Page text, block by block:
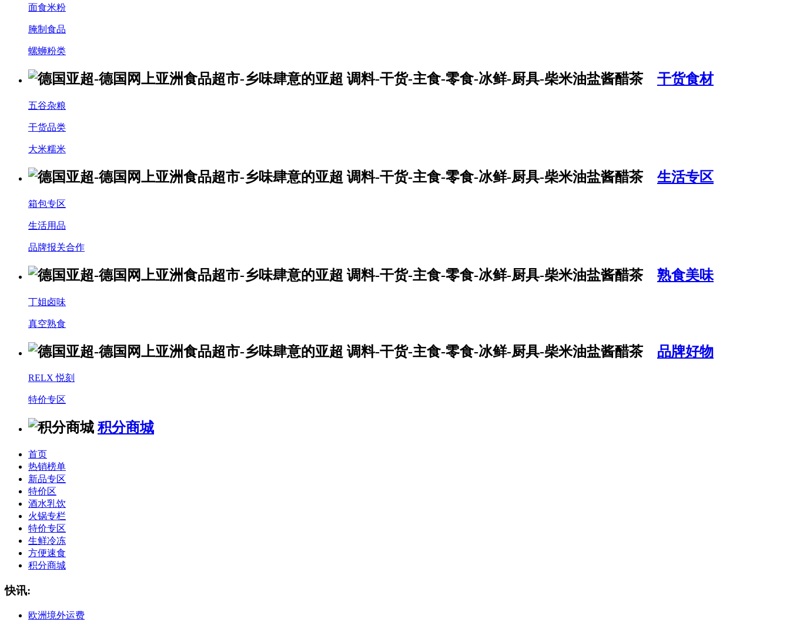
面食米粉
腌制食品
螺蛳粉类
干货食材
五谷杂粮
干货品类
大米糯米
生活专区
箱包专区
生活用品
品牌报关合作
熟食美味
丁姐卤味
真空熟食
品牌好物
RELX 悦刻
特价专区
积分商城
首页
热销榜单
新品专区
特价区
酒水乳饮
火锅专栏
特价专区
生鲜冷冻
方便速食
积分商城
快讯:
欧洲境外运费